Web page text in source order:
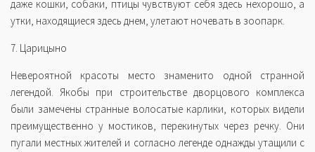
даже кошки, собаки, птицы чувствуют себя здесь нехорошо, а
утки, находящиеся здесь днем, улетают ночевать в зоопарк.
7. Царицыно
Невероятной красоты место знаменито одной странной
легендой. Якобы при строительстве дворцового комплекса
были замечены странные волосатые карлики, которых видели
преимущественно у мостиков, перекинутых через речку. Они
пугали местных жителей и согласно легенде однажды утащили с